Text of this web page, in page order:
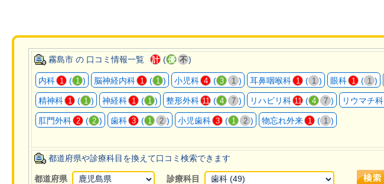
霧島市 の 口コミ情報一覧 計 (優 不)
内科 1 ( 1 ) 脳神経内科 1 ( 1 ) 小児科 4 ( 3 1 ) 耳鼻咽喉科 1 ( 1 ) 眼科 1 ( 1 )
精神科 1 ( 1 ) 神経科 1 ( 1 ) 整形外科 11 ( 4 7 ) リハビリ科 11 ( 4 7 ) リウマチ科
肛門外科 2 ( 2 ) 歯科 3 ( 1 2 ) 小児歯科 3 ( 1 2 ) 物忘れ外来 1 ( 1 )
都道府県や診療科目を換えて口コミ検索できます
都道府県 診療科目